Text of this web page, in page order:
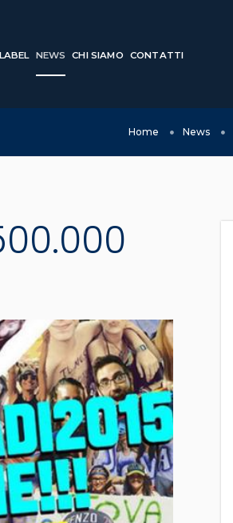
LABEL NEWS CHI SIAMO CONTATTI
Home News